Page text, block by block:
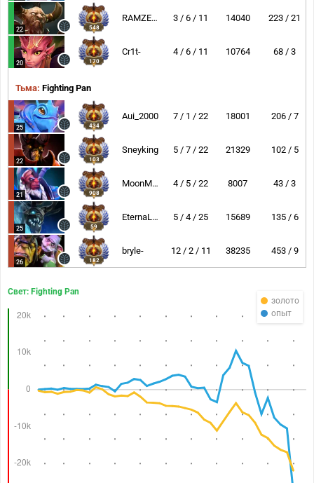
22 548
RAMZES666 3 / 6 / 11 14040 223 / 21
20 170
Cr1t- 4 / 6 / 11 10764 68 / 3
Тьма: Fighting Pan
25 434
Aui_2000 7 / 1 / 22 18001 206 / 7
22 103
Sneyking 5 / 7 / 22 21329 102 / 5
21 908
MoonMeander 4 / 5 / 22 8007 43 / 3
25 59
EternaLEnVy 5 / 4 / 25 15689 135 / 6
26 182
bryle- 12 / 2 / 11 38235 453 / 9
золото
опыт
Свет: Fighting Pan